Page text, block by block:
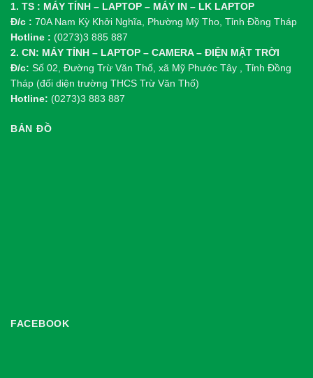
1. TS : MÁY TÍNH – LAPTOP – MÁY IN – LK LAPTOP
Đ/c : 70A Nam Kỳ Khởi Nghĩa, Phường Mỹ Tho, Tỉnh Đồng Tháp
Hotline : (0273)3 885 887
2. CN: MÁY TÍNH – LAPTOP – CAMERA – ĐIỆN MẶT TRỜI
Đ/c: Số 02, Đường Trừ Văn Thố, xã Mỹ Phước Tây , Tỉnh Đồng
Tháp (đối diện trường THCS Trừ Văn Thố)
Hotline: (0273)3 883 887
BẢN ĐỒ
FACEBOOK